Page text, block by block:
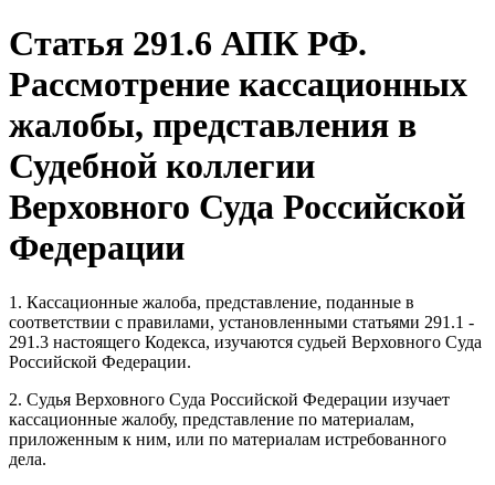
Статья 291.6 АПК РФ.
Рассмотрение кассационных
жалобы, представления в
Судебной коллегии
Верховного Суда Российской
Федерации
1. Кассационные жалоба, представление, поданные в
соответствии с правилами, установленными статьями 291.1 -
291.3 настоящего Кодекса, изучаются судьей Верховного Суда
Российской Федерации.
2. Судья Верховного Суда Российской Федерации изучает
кассационные жалобу, представление по материалам,
приложенным к ним, или по материалам истребованного
дела.